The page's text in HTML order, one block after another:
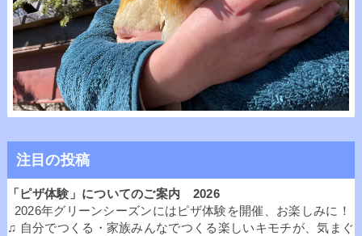
注目の投稿
「ピザ体験」についてのご案内 2026
2026年グリーンシーズンにはピザ体験を開催、お楽しみに！
♫ 自分でつくる・家族みんなでつくる楽しいキモチが、気まぐ